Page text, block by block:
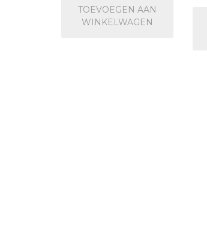
TOEVOEGEN AAN
WINKELWAGEN